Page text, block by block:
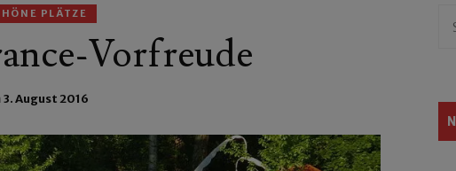
PLÄTZE
Vorfreude
3. August 2016